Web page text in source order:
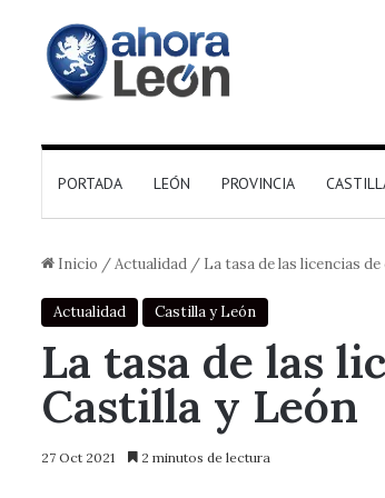
PORTADA LEÓN PROVINCIA
Inicio /Actualidad / La tasa de las licencias
Actualidad Castilla y León
La tasa de las
Castilla y León
27 Oct 2021 2 minutos de lectura